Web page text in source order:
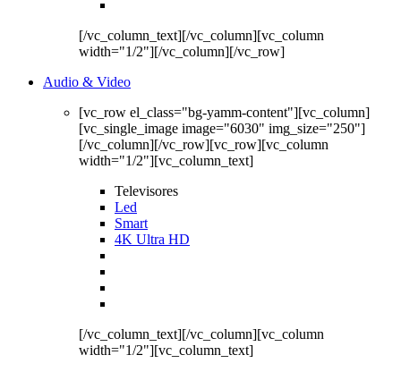
[/vc_column_text][/vc_column][vc_column
width="1/2"][/vc_column][/vc_row]
Audio & Video
[vc_row el_class="bg-yamm-content"][vc_column]
[vc_single_image image="6030" img_size="250"]
[/vc_column][/vc_row][vc_row][vc_column
width="1/2"][vc_column_text]
Televisores
Led
Smart
4K Ultra HD
[/vc_column_text][/vc_column][vc_column
width="1/2"][vc_column_text]